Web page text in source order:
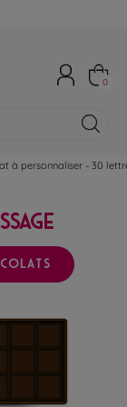
0
à personnaliser - 30